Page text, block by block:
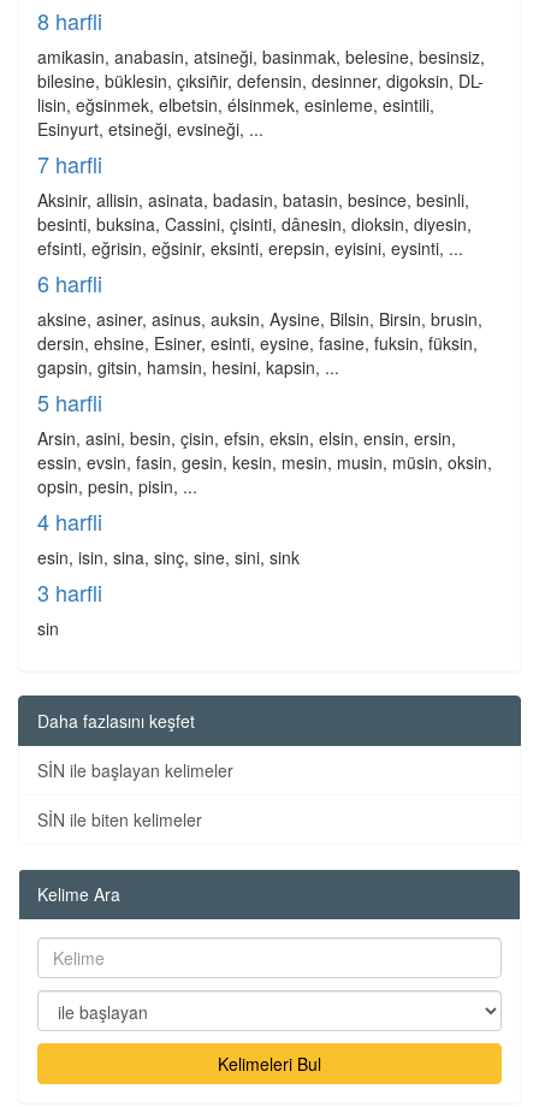
8 harfli
amikasin, anabasin, atsineği, basinmak, belesine, besinsiz,
bilesine, büklesin, çıksiñir, defensin, desinner, digoksin, DL-
lisin, eğsinmek, elbetsin, élsinmek, esinleme, esintili,
Esinyurt, etsineği, evsineği, ...
7 harfli
Aksinir, allisin, asinata, badasin, batasin, besince, besinli,
besinti, buksina, Cassini, çisinti, dânesin, dioksin, diyesin,
efsinti, eğrisin, eğsinir, eksinti, erepsin, eyisini, eysinti, ...
6 harfli
aksine, asiner, asinus, auksin, Aysine, Bilsin, Birsin, brusin,
dersin, ehsine, Esiner, esinti, eysine, fasine, fuksin, füksin,
gapsin, gitsin, hamsin, hesini, kapsin, ...
5 harfli
Arsin, asini, besin, çisin, efsin, eksin, elsin, ensin, ersin,
essin, evsin, fasin, gesin, kesin, mesin, musin, müsin, oksin,
opsin, pesin, pisin, ...
4 harfli
esin, isin, sina, sinç, sine, sini, sink
3 harfli
sin
Daha fazlasını keşfet
SİN ile başlayan kelimeler
SİN ile biten kelimeler
Kelime Ara
Kelimeleri Bul